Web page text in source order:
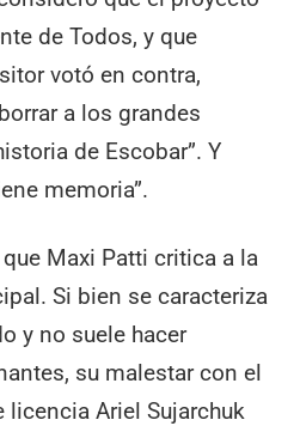
de Todos, y que
votó en contra,
a los grandes
de Escobar”. Y
memoria”.
Maxi Patti critica a la
Si bien se caracteriza
y no suele hacer
su malestar con el
licencia Ariel Sujarchuk